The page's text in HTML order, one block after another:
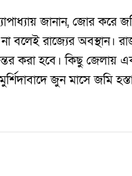
জানান, জোর করে
বলেই রাজ্যের অবস্থান।
করা হবে। কিছু
জুন মাসে জমি